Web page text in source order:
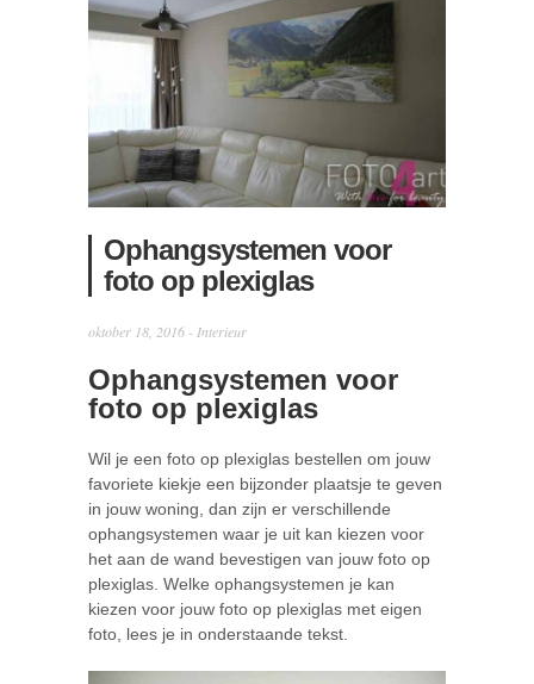
Ophangsystemen voor
foto op plexiglas
oktober 18, 2016 - Interieur
Ophangsystemen voor
foto op plexiglas
Wil je een foto op plexiglas bestellen om jouw
favoriete kiekje een bijzonder plaatsje te geven
in jouw woning, dan zijn er verschillende
ophangsystemen waar je uit kan kiezen voor
het aan de wand bevestigen van jouw foto op
plexiglas. Welke ophangsystemen je kan
kiezen voor jouw foto op plexiglas met eigen
foto, lees je in onderstaande tekst.